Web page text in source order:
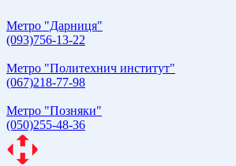
Метро "Дарниця"
(093)756-13-22
Метро "Политехнич институт"
(067)218-77-98
Метро "Позняки"
(050)255-48-36